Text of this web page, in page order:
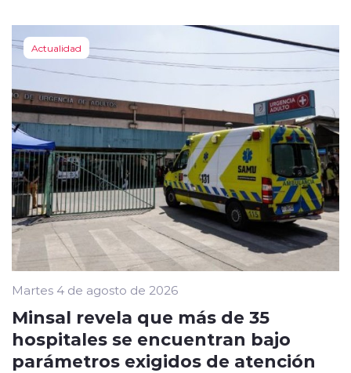
Actualidad
Martes 4 de agosto de 2026
Minsal revela que más de 35
hospitales se encuentran bajo
parámetros exigidos de atención